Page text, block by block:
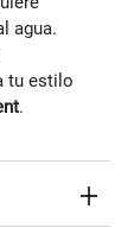
agua.
tu estilo
.